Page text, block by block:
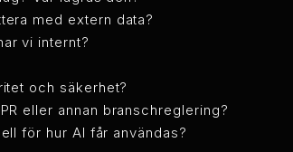
med extern data?
vi internt?
och säkerhet?
eller annan branschreglering?
för hur AI får användas?